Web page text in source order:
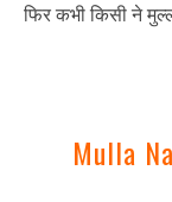
फिर कभी किसी ने
Mulla